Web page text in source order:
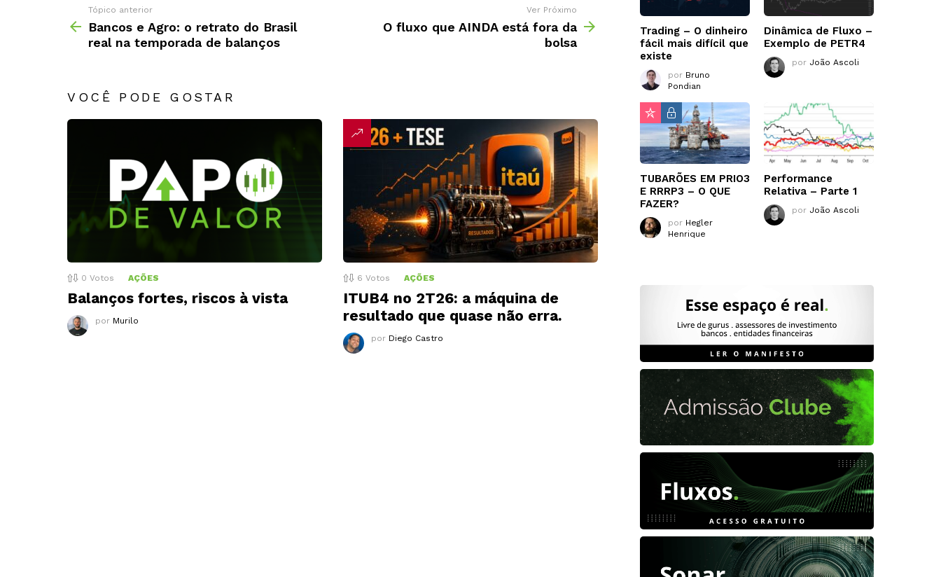
Tópico anterior
Bancos e Agro: o retrato do Brasil
real na temporada de balanços
Ver Próximo
O fluxo que AINDA está fora da
bolsa
VOCÊ PODE GOSTAR
0 Votos AÇÕES
Balanços fortes, riscos à vista
por Murilo
6 Votos AÇÕES
ITUB4 no 2T26: a máquina de
resultado que quase não erra.
por Diego Castro
Trading – O dinheiro
fácil mais difícil que
existe
por Bruno
Pondian
Dinâmica de Fluxo –
Exemplo de PETR4
por João Ascoli
TUBARÕES EM PRIO3
E RRRP3 – O QUE
FAZER?
por Hegler
Henrique
Performance
Relativa – Parte 1
por João Ascoli